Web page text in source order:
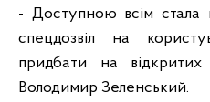
- Доступною всім стала
спецдозвіл на
придбати на
Володимир Зеленський.